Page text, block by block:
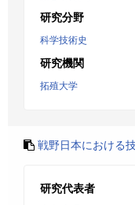
研究分野
科学技術史
研究機関
拓殖大学
戦野日本における
研究代表者